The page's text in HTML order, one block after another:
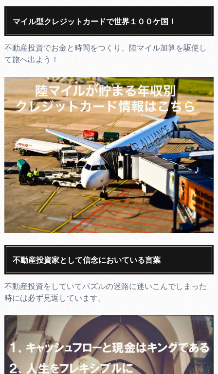
マイル型クレジットカードで世界１００ケ国！
不動産投資でお金と時間をつくり、陸マイル加算を駆使し
て旅へ出よう！
不動産投資家として信念においている言葉
不動産投資をしていてパズルの迷路に迷いこんでしまった
時には必ず見返しています。